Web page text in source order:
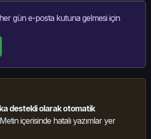
gün e-posta kutuna gelmesi için
destekli olarak otomatik
Metin içerisinde hatalı yazımlar yer